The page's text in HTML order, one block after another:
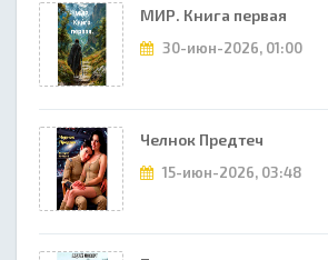
МИР. Книга первая
30-июн-2026, 01:00
Челнок Предтеч
15-июн-2026, 03:48